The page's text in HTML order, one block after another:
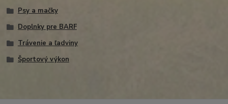
Psy a mačky
Doplnky pre BARF
Trávenie a ľadviny
Športový výkon